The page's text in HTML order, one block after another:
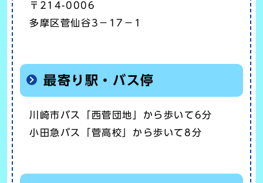
〒214-0006
多摩区菅仙谷3－17－1
最寄り駅・バス停
川崎市バス「西菅団地」から歩いて6分
小田急バス「菅高校」から歩いて8分